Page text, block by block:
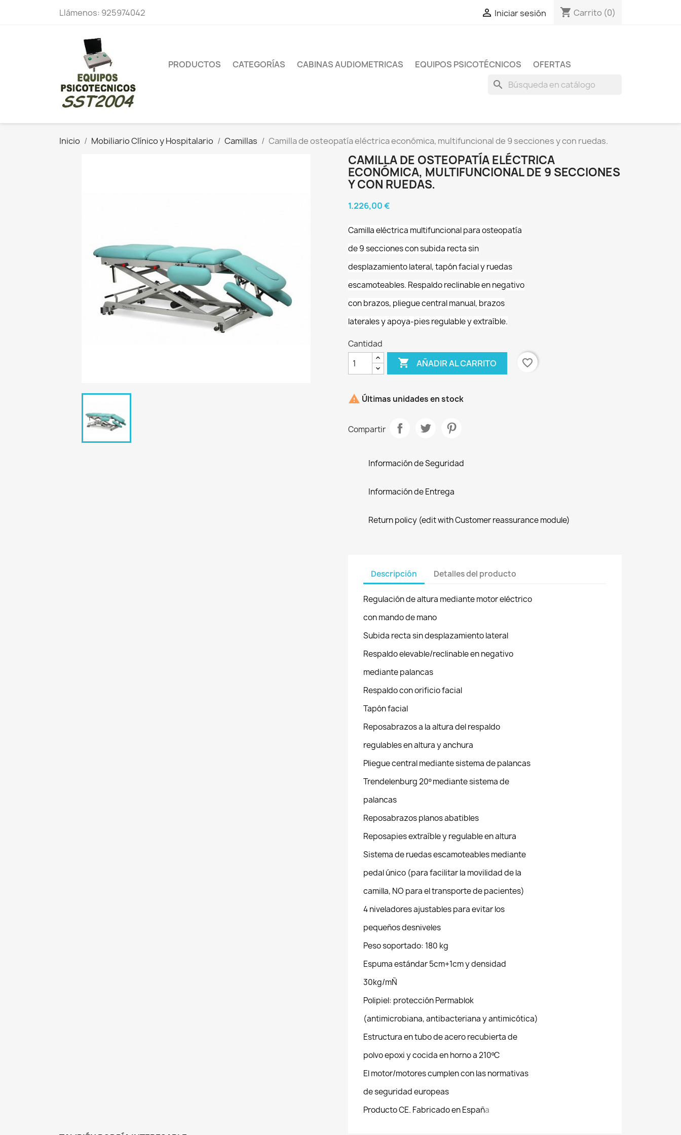
Llámenos: 925974042  Iniciar sesión shopping_cart Carrito (0)
PRODUCTOS CATEGORÍAS CABINAS AUDIOMETRICAS EQUIPOS PSICOTÉCNICOS OFERTAS
search
Inicio Mobiliario Clínico y Hospitalario Camillas Camilla de osteopatía eléctrica económica, multifuncional de 9 secciones y con ruedas.
CAMILLA DE OSTEOPATÍA ELÉCTRICA
ECONÓMICA, MULTIFUNCIONAL DE 9 SECCIONES
Y CON RUEDAS.
1.226,00 €
Camilla eléctrica multifuncional para osteopatía
de 9 secciones con subida recta sin
desplazamiento lateral, tapón facial y ruedas
escamoteables. Respaldo reclinable en negativo
con brazos, pliegue central manual, brazos
laterales y apoya-pies regulable y extraíble.
Cantidad
 AÑADIR AL CARRITO favorite_border
 Últimas unidades en stock
Compartir
Información de Seguridad
Información de Entrega
Return policy (edit with Customer reassurance module)
Descripción Detalles del producto
Regulación de altura mediante motor eléctrico
con mando de mano
Subida recta sin desplazamiento lateral
Respaldo elevable/reclinable en negativo
mediante palancas
Respaldo con orificio facial
Tapón facial
Reposabrazos a la altura del respaldo
regulables en altura y anchura
Pliegue central mediante sistema de palancas
Trendelenburg 20º mediante sistema de
palancas
Reposabrazos planos abatibles
Reposapies extraíble y regulable en altura
Sistema de ruedas escamoteables mediante
pedal único (para facilitar la movilidad de la
camilla, NO para el transporte de pacientes)
4 niveladores ajustables para evitar los
pequeños desniveles
Peso soportado: 180 kg
Espuma estándar 5cm+1cm y densidad
30kg/mÑ
Polipiel: protección Permablok
(antimicrobiana, antibacteriana y antimicótica)
Estructura en tubo de acero recubierta de
polvo epoxi y cocida en horno a 210ºC
El motor/motores cumplen con las normativas
de seguridad europeas
Producto CE. Fabricado en España